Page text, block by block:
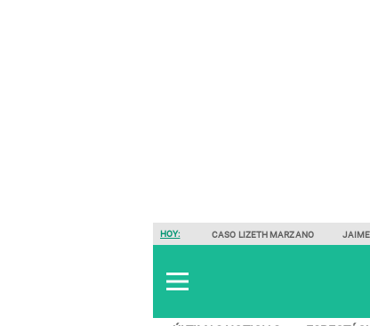
HOY: CASO LIZETH MARZANO JAIME